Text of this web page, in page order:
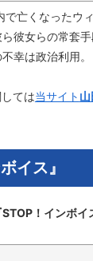
亡くなったウ
彼女らの常套手
幸は政治利用。
ては当サイト
イス』
！インボイ